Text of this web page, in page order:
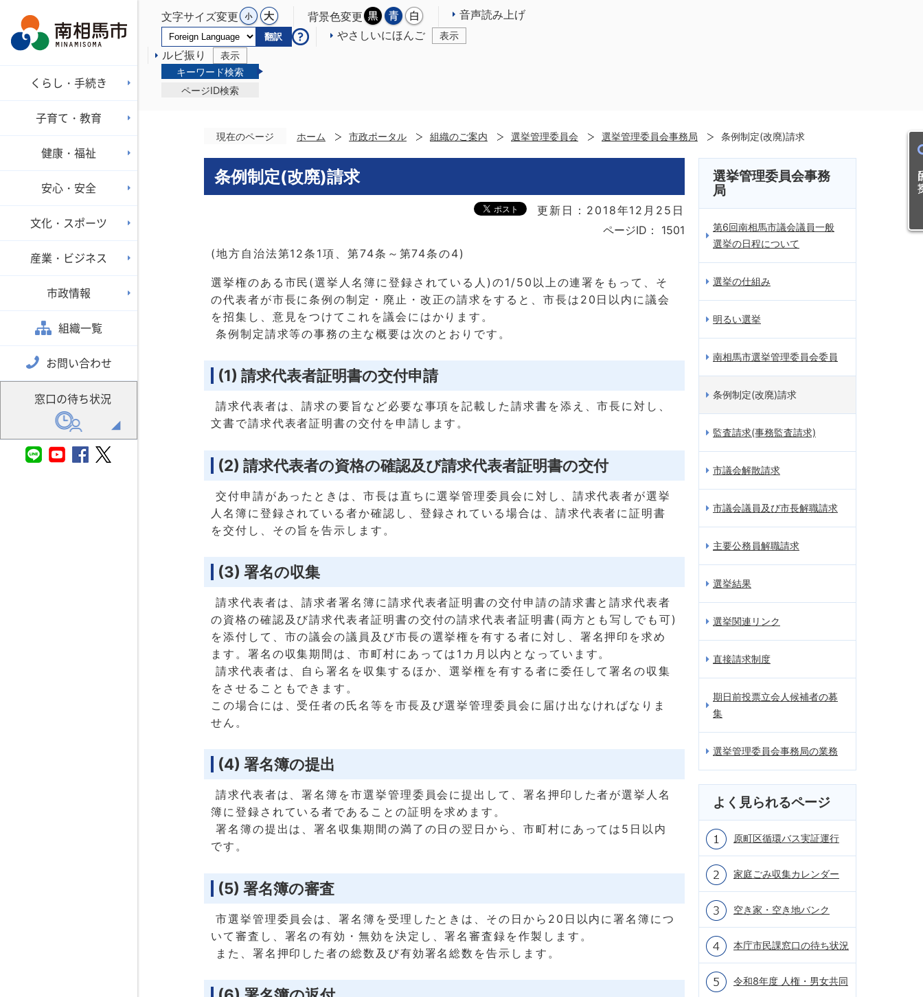
文字サイズ変更 背景色変更 音声読み上げ
翻訳 やさしいにほんご 表示
ルビ振り
表示
キーワード検索
ページID検索
くらし・手続き
子育て・教育
健康・福祉
安心・安全
文化・スポーツ
産業・ビジネス
市政情報
組織一覧
お問い合わせ
窓口の待ち状況
目
現在のページ ホーム 市政ポータル 組織のご案内 選挙管理委員会 選挙管理委員会事務局 条例制定(改廃)請求
条例制定(改廃)請求
更新日：2018年12月25日
ページID：
1501
(地方自治法第12条1項、第74条～第74条の4)
選挙権のある市民(選挙人名簿に登録されている人)の1/50以上の連署をもって、そ
の代表者が市長に条例の制定・廃止・改正の請求をすると、市長は20日以内に議会
を招集し、意見をつけてこれを議会にはかります。
条例制定請求等の事務の主な概要は次のとおりです。
(1) 請求代表者証明書の交付申請
請求代表者は、請求の要旨など必要な事項を記載した請求書を添え、市長に対し、
文書で請求代表者証明書の交付を申請します。
(2) 請求代表者の資格の確認及び請求代表者証明書の交付
交付申請があったときは、市長は直ちに選挙管理委員会に対し、請求代表者が選挙
人名簿に登録されている者か確認し、登録されている場合は、請求代表者に証明書
を交付し、その旨を告示します。
(3) 署名の収集
請求代表者は、請求者署名簿に請求代表者証明書の交付申請の請求書と請求代表者
の資格の確認及び請求代表者証明書の交付の請求代表者証明書(両方とも写しでも可)
を添付して、市の議会の議員及び市長の選挙権を有する者に対し、署名押印を求め
ます。署名の収集期間は、市町村にあっては1カ月以内となっています。
請求代表者は、自ら署名を収集するほか、選挙権を有する者に委任して署名の収集
をさせることもできます。
この場合には、受任者の氏名等を市長及び選挙管理委員会に届け出なければなりま
せん。
(4) 署名簿の提出
請求代表者は、署名簿を市選挙管理委員会に提出して、署名押印した者が選挙人名
簿に登録されている者であることの証明を求めます。
署名簿の提出は、署名収集期間の満了の日の翌日から、市町村にあっては5日以内
です。
(5) 署名簿の審査
市選挙管理委員会は、署名簿を受理したときは、その日から20日以内に署名簿につ
いて審査し、署名の有効・無効を決定し、署名審査録を作製します。
また、署名押印した者の総数及び有効署名総数を告示します。
選挙管理委員会事務
局
第6回南相馬市議会議員一般
選挙の日程について
選挙の仕組み
明るい選挙
南相馬市選挙管理委員会委員
条例制定(改廃)請求
監査請求(事務監査請求)
市議会解散請求
市議会議員及び市長解職請求
主要公務員解職請求
選挙結果
選挙関連リンク
直接請求制度
期日前投票立会人候補者の募
集
選挙管理委員会事務局の業務
よく見られるページ
原町区循環バス実証運行
家庭ごみ収集カレンダー
空き家・空き地バンク
本庁市民課窓口の待ち状況
令和8年度 人権・男女共同